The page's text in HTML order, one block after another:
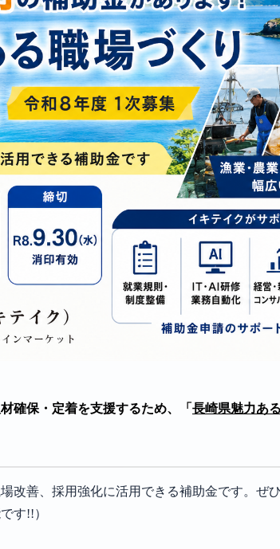
確保・定着を支援するため、「 長崎県魅力あ
改善、採用強化に活用できる補助金です。ぜ
す!!）